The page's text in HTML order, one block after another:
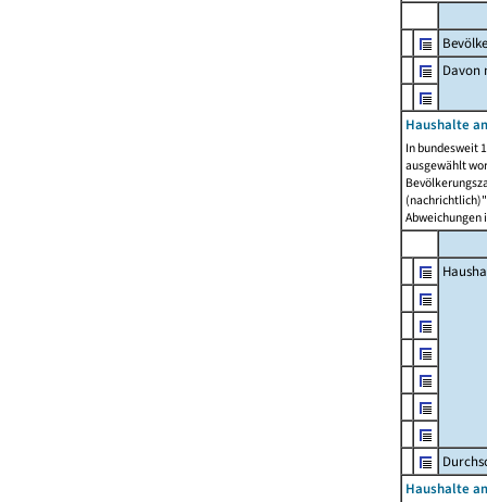
Davon
Haushalte
In bundesweit
ausgewählt
Abweichungen
Haushalte